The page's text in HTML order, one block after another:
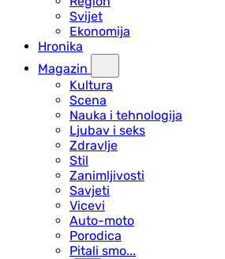
Svijet
Ekonomija
Hronika
Magazin
Kultura
Scena
Nauka i tehnologija
Ljubav i seks
Zdravlje
Stil
Zanimljivosti
Savjeti
Vicevi
Auto-moto
Porodica
Pitali smo...